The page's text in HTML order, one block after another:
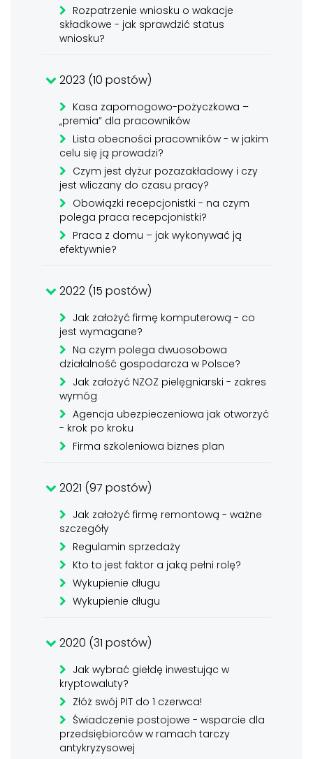
Rozpatrzenie wniosku o wakacje
składkowe - jak sprawdzić status
wniosku?
2023 (10 postów)
Kasa zapomogowo-pożyczkowa –
„premia” dla pracowników
Lista obecności pracowników - w jakim
celu się ją prowadzi?
Czym jest dyżur pozazakładowy i czy
jest wliczany do czasu pracy?
Obowiązki recepcjonistki - na czym
polega praca recepcjonistki?
Praca z domu – jak wykonywać ją
efektywnie?
2022 (15 postów)
Jak założyć firmę komputerową - co
jest wymagane?
Na czym polega dwuosobowa
działalność gospodarcza w Polsce?
Jak założyć NZOZ pielęgniarski - zakres
wymóg
Agencja ubezpieczeniowa jak otworzyć
- krok po kroku
Firma szkoleniowa biznes plan
2021 (97 postów)
Jak założyć firmę remontową - ważne
szczegóły
Regulamin sprzedaży
Kto to jest faktor a jaką pełni rolę?
Wykupienie długu
Wykupienie długu
2020 (31 postów)
Jak wybrać giełdę inwestując w
kryptowaluty?
Złóż swój PIT do 1 czerwca!
Świadczenie postojowe - wsparcie dla
przedsiębiorców w ramach tarczy
antykryzysowej